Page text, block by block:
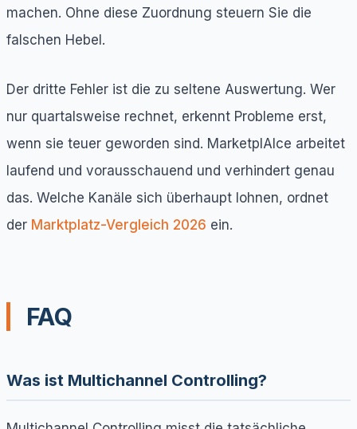
machen. Ohne diese Zuordnung steuern Sie die
falschen Hebel.
Der dritte Fehler ist die zu seltene Auswertung. Wer
nur quartalsweise rechnet, erkennt Probleme erst,
wenn sie teuer geworden sind. MarketplAIce arbeitet
laufend und vorausschauend und verhindert genau
das. Welche Kanäle sich überhaupt lohnen, ordnet
der Marktplatz-Vergleich 2026 ein.
FAQ
Was ist Multichannel Controlling?